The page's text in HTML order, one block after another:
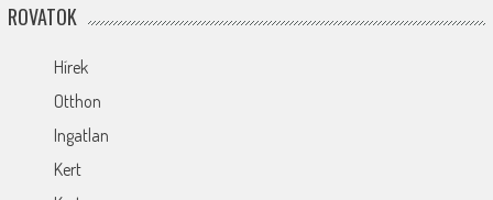
ROVATOK
Hírek
Otthon
Ingatlan
Kert